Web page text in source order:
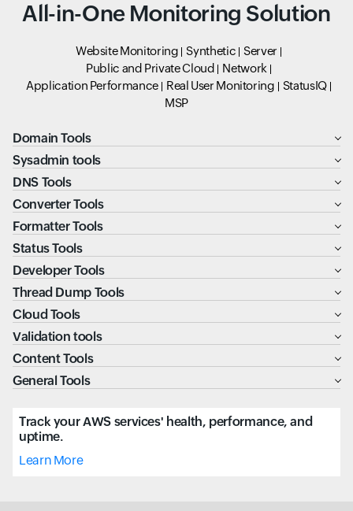
All-in-One Monitoring Solution
Website Monitoring Synthetic
Server
Public and Private Cloud
Network
Application Performance
Real User Monitoring
StatusIQ
MSP
Domain Tools
Sysadmin tools
DNS Tools
Converter Tools
Formatter Tools
Status Tools
Developer Tools
Thread Dump Tools
Cloud Tools
Validation tools
Content Tools
General Tools
Track your AWS services' health, performance, and
uptime.
Learn More